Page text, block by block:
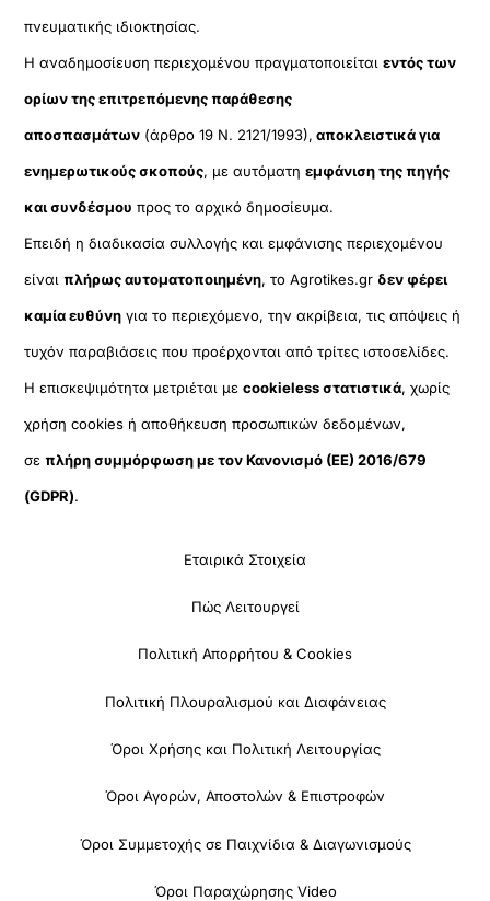
πνευματικής ιδιοκτησίας.
Η αναδημοσίευση περιεχομένου πραγματοποιείταιεντός των
ορίων της επιτρεπόμενης παράθεσης
αποσπασμάτων (άρθρο 19 Ν. 2121/1993), αποκλειστικά για
ενημερωτικούς σκοπούς, με αυτόματηεμφάνιση της πηγής
και συνδέσμου προς το αρχικό δημοσίευμα.
Επειδή η διαδικασία συλλογής και εμφάνισης περιεχομένου
είναιπλήρως αυτοματοποιημένη, το Agrotikes.gr δεν φέρει
καμία ευθύνη για το περιεχόμενο, την ακρίβεια, τις απόψεις ή
τυχόν παραβιάσεις που προέρχονται από τρίτες ιστοσελίδες.
Η επισκεψιμότητα μετριέται μεcookieless στατιστικά, χωρίς
χρήση cookies ή αποθήκευση προσωπικών δεδομένων,
σεπλήρη συμμόρφωση με τον Κανονισμό (ΕΕ) 2016/679
(GDPR).
Εταιρικά Στοιχεία
Πώς Λειτουργεί
Πολιτική Απορρήτου & Cookies
Πολιτική Πλουραλισμού και Διαφάνειας
Όροι Χρήσης και Πολιτική Λειτουργίας
Όροι Αγορών, Αποστολών & Επιστροφών
Όροι Συμμετοχής σε Παιχνίδια & Διαγωνισμούς
Όροι Παραχώρησης Video